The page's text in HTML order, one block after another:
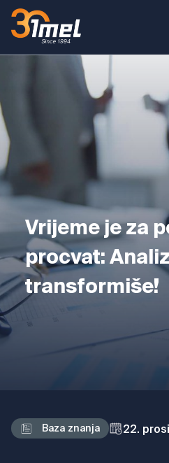
Vrijeme je za
procvat:
transformiše!
Baza znanja 22.